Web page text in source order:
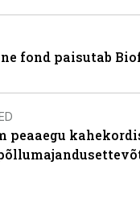
fond paisutab
peaaegu